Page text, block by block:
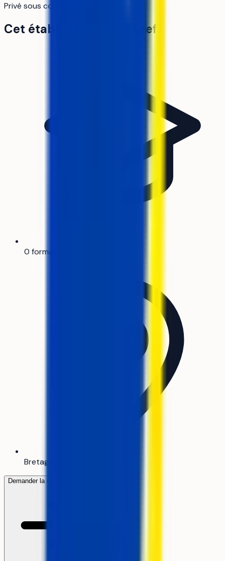
Privé sous contrat
Cet établissement en bref
0 formation référencée
Bretagne
Demander la documentation